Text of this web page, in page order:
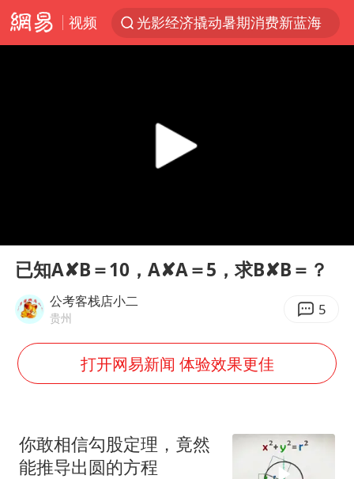
视频
光影经济撬动暑期消费新蓝海
“新疆的交警怎么个个像我妈”
情侣平潭拍日出坠崖1死1伤
台当局重金为“台独”织“皇帝新衣”
白海豚将正面袭击贯穿浙江
郑丽文：台湾从来没有“独立”过
几元成本的AI广告导致千万市值蒸发
酒店回应车内过夜被收150元
Play
已知A✘B＝10，A✘A＝5，求B✘B＝？
公考客栈店小二
贵州 5
打开网易新闻 体验效果更佳
你敢相信勾股定理，竟然
能推导出圆的方程